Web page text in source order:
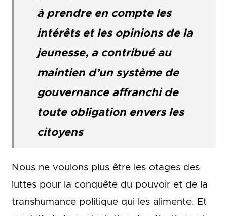
à prendre en compte les
intérêts et les opinions de la
jeunesse, a contribué au
maintien d’un système de
gouvernance affranchi de
toute obligation envers les
citoyens
Nous ne voulons plus être les otages des
luttes pour la conquête du pouvoir et de la
transhumance politique qui les alimente. Et